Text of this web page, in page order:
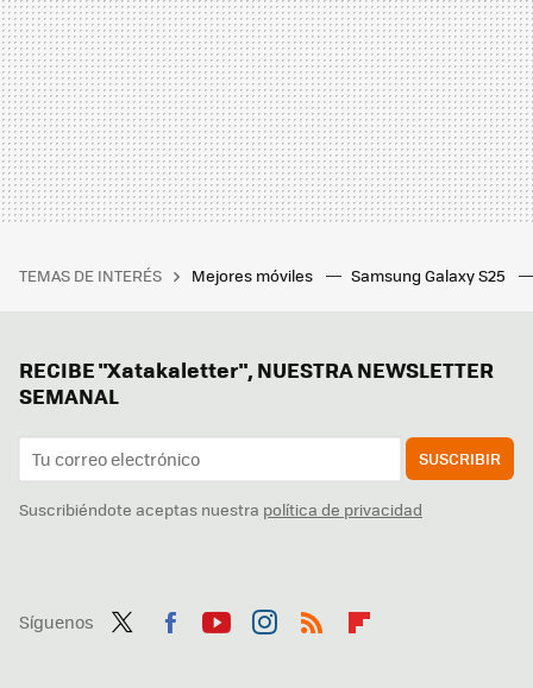
TEMAS DE INTERÉS Mejores móviles Samsung Galaxy S25
RECIBE "Xatakaletter", NUESTRA NEWSLETTER
SEMANAL
SUSCRIBIR
Suscribiéndote aceptas nuestra política de privacidad
Síguenos